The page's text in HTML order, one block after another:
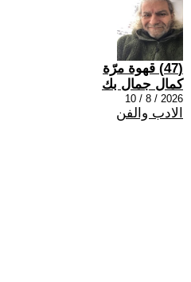
(47) قهوة مرّة
كمال جمال بك
2026 / 8 / 10
الادب والفن